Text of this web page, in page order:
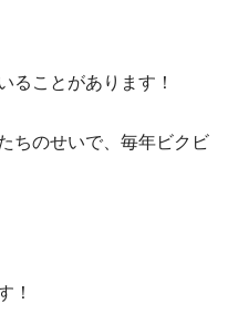
ることがあります！
ちのせいで、毎年ビクビ
！